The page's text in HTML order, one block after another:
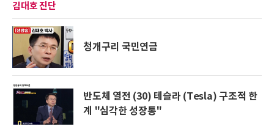
김대호 진단
청개구리 국민연금
반도체 열전 (30) 테슬라 (Tesla) 구조적 한
계 "심각한 성장통"